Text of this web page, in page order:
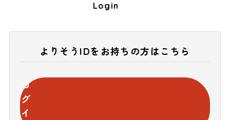
Login
よりそうIDをお持ちの方はこちら
ロ
グ
イ